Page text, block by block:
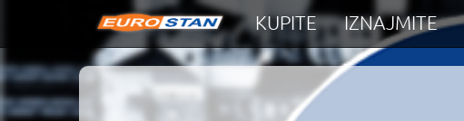
KUPITE IZNAJMITE